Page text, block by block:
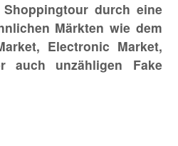
durch eine
Märkten wie dem
Electronic Market,
auch unzähligen Fake